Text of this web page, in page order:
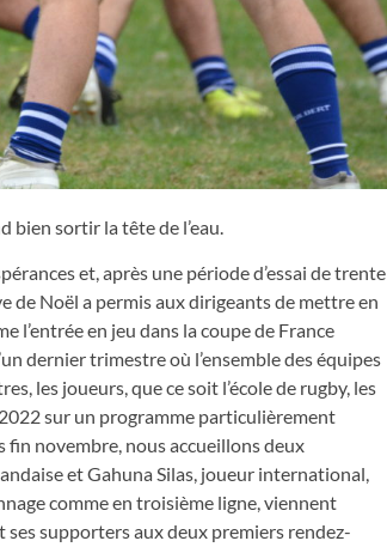
sortir la tête de l’eau.
et, après une période d’essai de trente
de Noël a permis aux dirigeants de mettre en
l’entrée en jeu dans la coupe de France
dernier trimestre où l’ensemble des équipes
les joueurs, que ce soit l’école de rugby, les
sur un programme particulièrement
fin novembre, nous accueillons deux
et Gahuna Silas, joueur international,
comme en troisième ligne, viennent
ses supporters aux deux premiers rendez-